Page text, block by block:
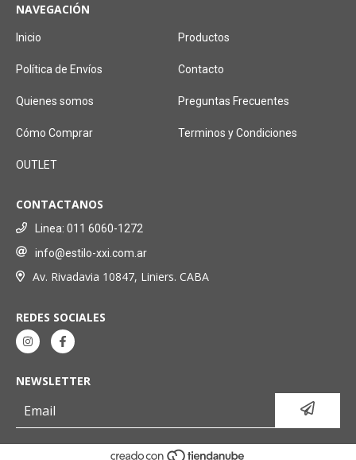
NAVEGACIÓN
Inicio Productos
Política de Envíos Contacto
Quienes somos Preguntas Frecuentes
Cómo Comprar Terminos y Condiciones
OUTLET
CONTACTANOS
Linea: 011 6060-1272
info@estilo-xxi.com.ar
Av. Rivadavia 10847, Liniers. CABA
REDES SOCIALES
NEWSLETTER